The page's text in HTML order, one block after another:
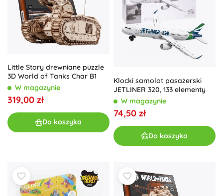
Little Story drewniane puzzle
3D World of Tanks Char B1
W magazynie
319,00 zł
Do koszyka
Klocki samolot pasażerski
JETLINER 320, 133 elementy
W magazynie
74,50 zł
Do koszyka